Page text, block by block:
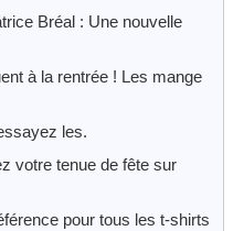
Bréal : Une nouvelle
à la rentrée ! Les mange
les.
votre tenue de fête sur
pour tous les t-shirts